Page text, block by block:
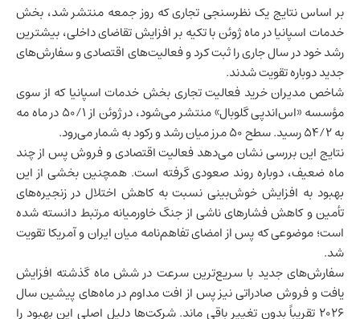
بر اساس نتایج یک نظرسنجی تجاری که روز جمعه منتشر شد، بخش
خدماتاسپانیادر ماه ژوئن با تکیه بر افزایش تقاضای داخلی، بیشترین
رشد خود در سال جاری را ثبت کرد و فعالیت‌های اقتصادی و سفارش‌های
جدید دوباره تقویت شدند.
شاخص مدیران خرید فعالیت تجاری بخش خدمات اسپانیا که از سوی
مؤسسه «اس‌اندپی گلوبال» منتشر می‌شود، در ژوئن از ۵۰/۱ در ماه مه
به ۵۴/۲ رسید. سطح ۵۰ مرز میان رشد و رکود به شمار می‌رود.
نتایج این بررسی نشان می‌دهد فعالیت اقتصادی و فروش پس از چند
ماه ضعیف، دوباره روند صعودی گرفته است. همچنین بخشی از این
بهبود به افزایش خوش‌بینی نسبت به کاهش اختلال در زنجیره‌های
تأمین و کاهش فشارهای ناشی از جنگ خاورمیانه مرتبط دانسته شده
است؛ موضوعی که پس از امضای تفاهم‌نامه میانایرانو آمریکا تقویت
شد.
سفارش‌های جدید با سریع‌ترین سرعت در شش ماه گذشته افزایش
یافت و فروش صادراتی نیز پس از افت مداوم در ماه‌های پیشین سال
۲۰۲۶ تقریباً بدون تغییر باقی ماند. شرکت‌ها دلیل اصلی این بهبود را